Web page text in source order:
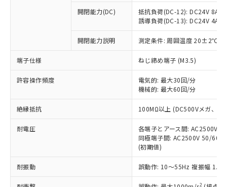
開閉能力(DC)
抵抗負荷(DC-12): DC24V 8A/
誘導負荷(DC-13): DC24V 4A/
開閉能力説明 測定条件: 周囲温度 20±2℃、
端子仕様 ねじ締め端子 (M3.5)
許容操作頻度
電気的: 最大30回/分
機械的: 最大60回/分
絶縁抵抗 100MΩ以上 (DC500Vメガ、点
耐電圧
各端子とアース間: AC2500V
同極端子間: AC2500V 50/
(初期値)
耐振動 誤動作: 10～55Hz 複振幅
2
商品の当社在庫状況および標準価格
(税抜)を提供させていただくもので
当社制御機器事業取扱商品の中には、
本サービスの対象外となる商品もある
ことをご了承ください。
在庫状況および標準価格照会結果は、
記載している更新日時点での社内デー
タに基づき作成されるものであり、閲
覧された時点での実際の在庫および標
準価格とは異なる場合があることをご
正式な納期状況および標準価格はお客
様のお取引先、またはお客様担当のオ
ムロン制御機器販売店・当社販売員に
オムロン制御機器販売店や当社販売拠
非含有の対応状況を調査中または確認中の
非該当品：ライセンス料など無形物で、有
害物質有無と関係のない商品です。
いたものが、含有品と判明した場合などや
むを得ず変更することがあります。
鉛(Pb) 1000ppm以下、 水銀(Hg) 1000ppm以下、 カド
六価クロム(Cr(Ⅵ)) 1000ppm以下、ポリ臭化ビフェニル
類(PBB) 1000ppm以下、ポリ臭化ジフェニルエーテル類
(PBDE) 1000ppm以下、フタル酸ビス(2-エチルヘキシ
ル) (DEHP)(別名：DOP) 1000ppm以下、フタル酸ブチ
ルベンジル（BBP） 1000ppm以下、フタル酸ジブチル
（DBP） 1000ppm以下、フタル酸ジイソブチル
但し、RoHS指令で産業用監視および制御機器に対する
「○」：最大均質材料含有率が中国RoHSの
基準値以下であることを示します。
「×」：最大均質材料含有率が中国RoHSの
基準値を超えていることを示します。
「－」：未確認です。当社販売部門へお問
い合わせください。
*中国RoHS10物質の基準値 (GB/T26572)：
Pb(鉛) :1000ppm、 Hg(水銀) : 1000ppm、 Cd(カドミウ
ム) : 100ppm、
Cr(Ⅵ)(六価クロム) : 1000ppm、 PBBs(ポリ臭化ビフェ
ニル類) : 1000ppm、 PBDEs(ポリ臭化ジフェニルエーテ
DBP(フタル酸ジブチル) : 1000ppm、 DIBP(フタル酸ジ
イソブチル) : 1000ppm、 BBP(フタル酸ブチルベンジ
DEHP(フタル酸ビス(2-エチルヘキシル)) : 1000ppm
当社は、これら貴社製品のうち、外国
為替および外国貿易法に定める商品
（以下｢規制貨物等」という）を輸出
または国外への提供する場合は、日本
国政府の輸出許可(または役務取引許
可)を取得するなどの必要な手続きを
当社は規制貨物を破棄する場合は、完
全に破砕するなど、違法に輸出されな
いよう必要な手段を講じます。
当社は貴社製品を、核兵器、ミサイ
ル、化学兵器、生物兵器またはその他
一定数以上の在庫あり
一定数には満たないが在庫あり
在庫なし(最新の在庫状況につ